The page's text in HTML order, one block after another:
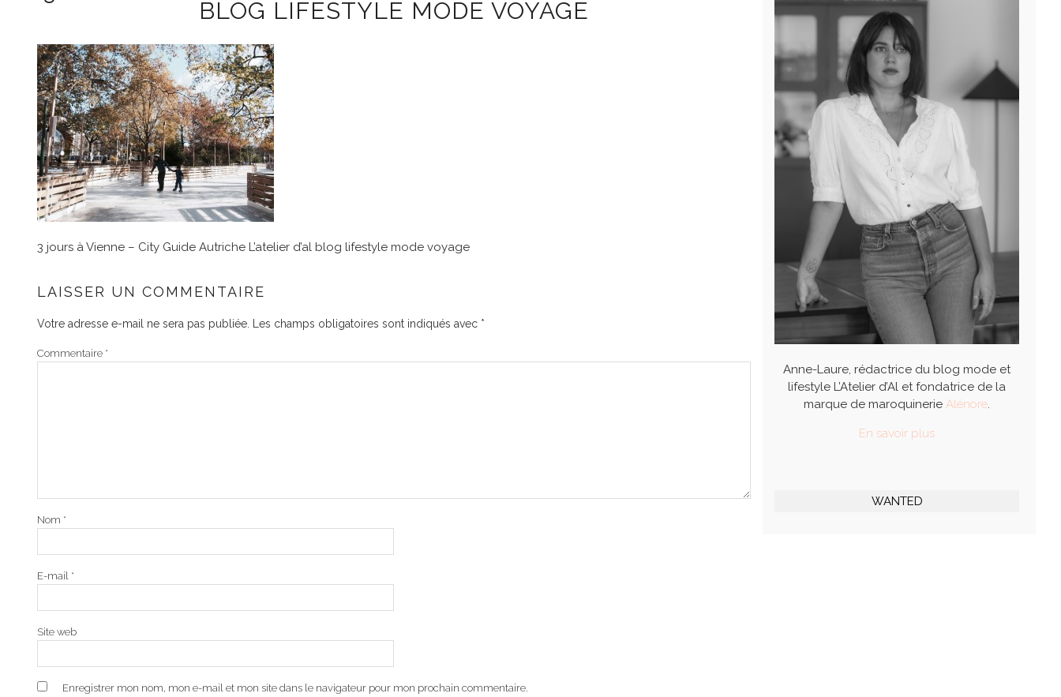
BLOG LIFESTYLE MODE VOYAGE
3 jours à Vienne – City Guide Autriche L’atelier d’al blog lifestyle mode voyage
LAISSER UN COMMENTAIRE
Votre adresse e-mail ne sera pas publiée. Les champs obligatoires sont indiqués avec *
Commentaire *
Nom *
E-mail *
Site web
Enregistrer mon nom, mon e-mail et mon site dans le navigateur pour mon prochain commentaire.
Anne-Laure, rédactrice du blog mode et
lifestyle L’Atelier d’Al et fondatrice de la
marque de maroquinerieAlénore.
En savoir plus
WANTED